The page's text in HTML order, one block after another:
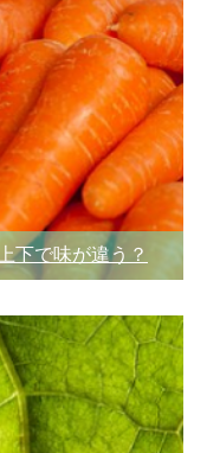
下で味が違う？